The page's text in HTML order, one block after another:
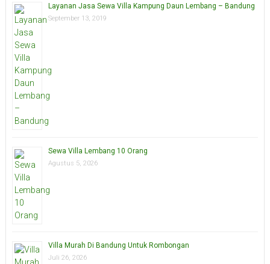
Layanan Jasa Sewa Villa Kampung Daun Lembang – Bandung
September 13, 2019
Sewa Villa Lembang 10 Orang
Agustus 5, 2026
Villa Murah Di Bandung Untuk Rombongan
Juli 26, 2026